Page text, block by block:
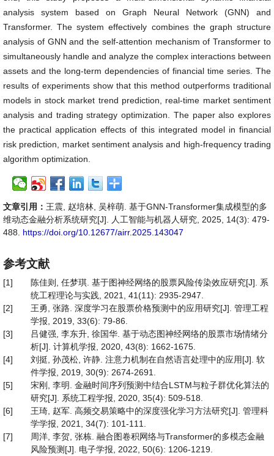
analysis system based on Graph Neural Network (GNN) and
Transformer. The system effectively combines the graph structure
analysis of GNN and the self-attention mechanism of Transformer to
simultaneously handle and analyze the complex interactions between
assets and the long-term dependencies of financial time series. The
results of experiments show that this method outperforms traditional
models in stock market trend prediction, real-time market sentiment
analysis and trading strategy optimization. The paper also explores
the practical application effects of this integrated model in financial
risk prediction, market sentiment analysis and high-frequency trading
algorithm optimization.
文章引用： 王震, 赵培林, 吴梓萌. 基于GNN-Transformer集成模型的多
维动态金融分析系统研究[J]. 人工智能与机器人研究, 2025, 14(3): 479-
488. https://doi.org/10.12677/airr.2025.143047
参考文献
[1]
陈佳则, 任梦琪. 基于图神经网络的股票风险传染效应研究[J]. 系
统工程理论与实践, 2021, 41(11): 2935-2947.
[2]
王勇, 张路. 深度学习在股票价格预测中的应用研究[J]. 管理工程
学报, 2019, 33(6): 79-86.
[3]
吕健强, 李东升, 徐国华. 基于动态图神经网络的股票市场情绪分
析[J]. 计算机学报, 2020, 43(8): 1662-1675.
[4]
刘挺, 孙茂松, 许静. 注意力机制在自然语言处理中的应用[J]. 软
件学报, 2019, 30(9): 2674-2691.
[5]
宋刚, 李明. 金融时间序列预测中结合LSTM与粒子群优化算法的
研究[J]. 系统工程学报, 2020, 35(4): 509-518.
[6]
王琦, 赵军. 高频交易策略中的深度强化学习方法研究[J]. 管理科
学学报, 2021, 34(7): 101-111.
[7]
周洋, 李贺, 张栋. 融合图卷积网络与Transformer的多模态金融
风险预测[J]. 电子学报, 2022, 50(6): 1206-1219.